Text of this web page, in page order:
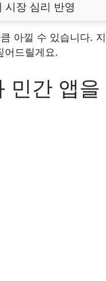
시장 심리 반영
아낄 수 있습니다.
어드릴게요.
민간 앱